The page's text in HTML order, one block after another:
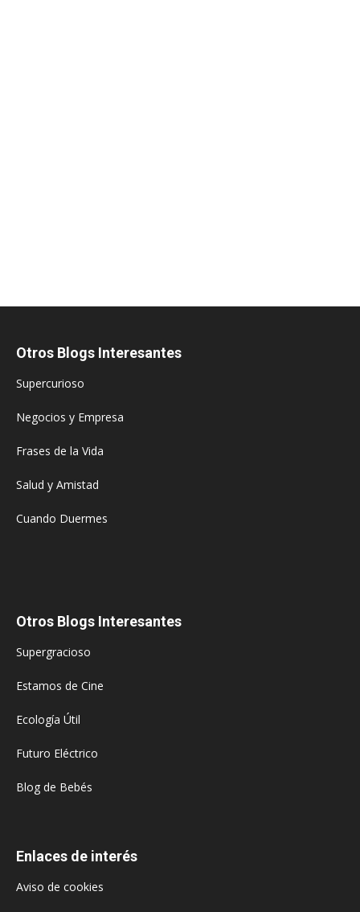
Otros Blogs Interesantes
Supercurioso
Negocios y Empresa
Frases de la Vida
Salud y Amistad
Cuando Duermes
Otros Blogs Interesantes
Supergracioso
Estamos de Cine
Ecología Útil
Futuro Eléctrico
Blog de Bebés
Enlaces de interés
Aviso de cookies